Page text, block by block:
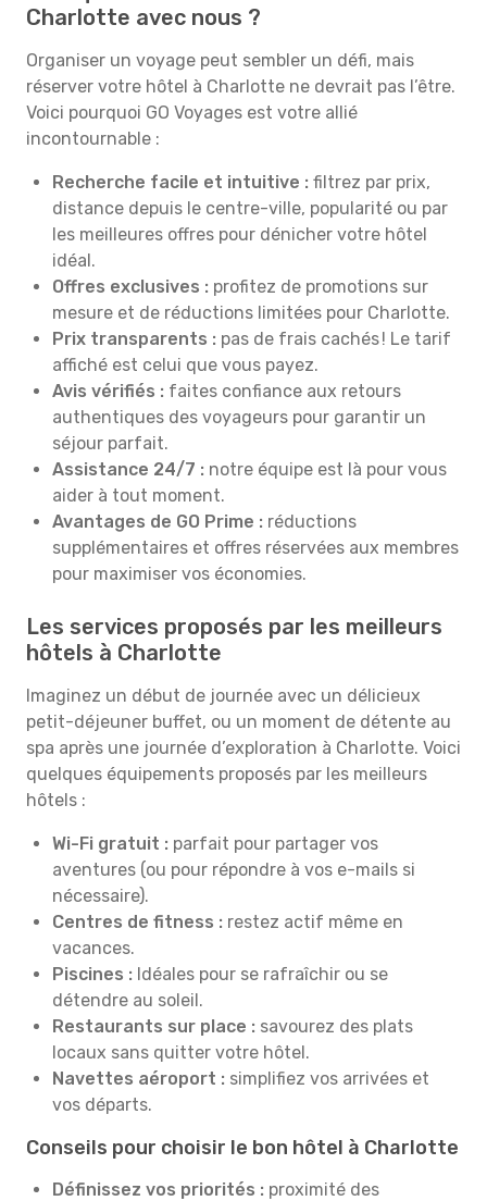
Charlotte avec nous ?
Organiser un voyage peut sembler un défi, mais
réserver votre hôtel à Charlotte ne devrait pas l’être.
Voici pourquoi GO Voyages est votre allié
incontournable :
Recherche facile et intuitive : filtrez par prix,
distance depuis le centre-ville, popularité ou par
les meilleures offres pour dénicher votre hôtel
idéal.
Offres exclusives : profitez de promotions sur
mesure et de réductions limitées pour Charlotte.
Prix transparents : pas de frais cachés ! Le tarif
affiché est celui que vous payez.
Avis vérifiés : faites confiance aux retours
authentiques des voyageurs pour garantir un
séjour parfait.
Assistance 24/7 : notre équipe est là pour vous
aider à tout moment.
Avantages de GO Prime : réductions
supplémentaires et offres réservées aux membres
pour maximiser vos économies.
Les services proposés par les meilleurs
hôtels à Charlotte
Imaginez un début de journée avec un délicieux
petit-déjeuner buffet, ou un moment de détente au
spa après une journée d’exploration à Charlotte. Voici
quelques équipements proposés par les meilleurs
hôtels :
Wi-Fi gratuit : parfait pour partager vos
aventures (ou pour répondre à vos e-mails si
nécessaire).
Centres de fitness : restez actif même en
vacances.
Piscines : Idéales pour se rafraîchir ou se
détendre au soleil.
Restaurants sur place : savourez des plats
locaux sans quitter votre hôtel.
Navettes aéroport : simplifiez vos arrivées et
vos départs.
Conseils pour choisir le bon hôtel à Charlotte
Définissez vos priorités : proximité des